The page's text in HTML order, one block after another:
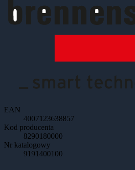
EAN
4007123638857
Kod producenta
8290180000
Nr katalogowy
9191400100